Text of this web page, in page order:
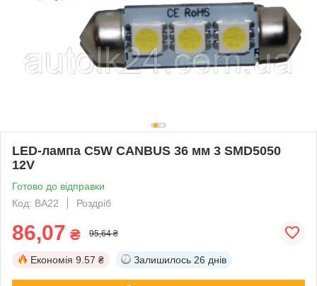
LED-лампа C5W CANBUS 36 мм 3 SMD5050
12V
Готово до відправки
Код: BA22
Роздріб
86,07 ₴ 95,64 ₴
Економія 9.57 ₴ Залишилось 26 днів